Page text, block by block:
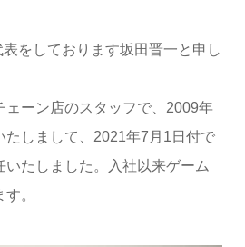
をしております坂田晋一と申し
ェーン店のスタッフで、2009年
たしまして、2021年7月1日付で
たしました。入社以来ゲーム
。